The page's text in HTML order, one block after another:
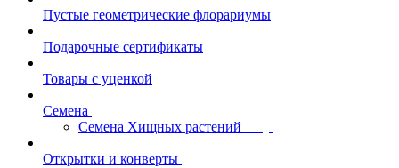
Пустые геометрические флорариумы
Подарочные сертификаты
Товары с уценкой
Семена
Семена Хищных растений
Открытки и конверты